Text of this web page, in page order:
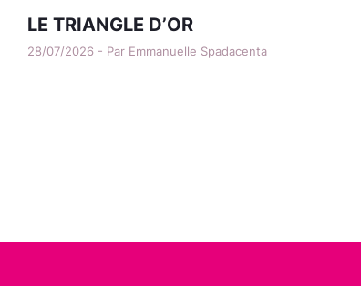
LE TRIANGLE D’OR
28/07/2026 - Par Emmanuelle Spadacenta